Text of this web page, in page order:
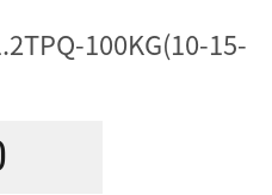
100KG(10-15-